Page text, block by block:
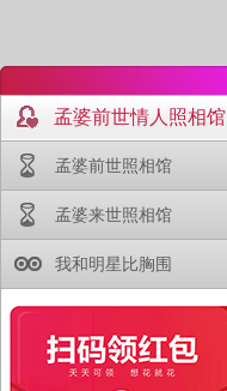
孟婆前世情人照相馆
孟婆前世照相馆
孟婆来世照相馆
我和明星比胸围